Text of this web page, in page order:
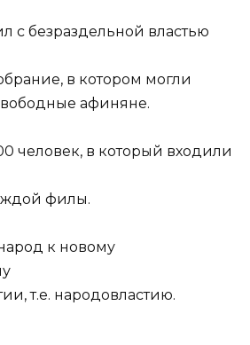
с безраздельной властью
в котором могли
афиняне.
человек, в который входили
филы.
к новому
т.е. народовластию.